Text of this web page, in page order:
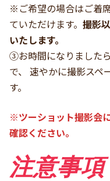
※ご希望の場合はご着
ていただけます。 撮影
いたします。
③お時間になりました
で、 速やかに撮影スペ
す。
※ツーショット撮影会
確認ください。
注意事項